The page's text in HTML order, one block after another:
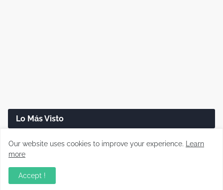
Lo Más Visto
Cómo saber si un cable USB sirve realmente
para carga rápida
Our website uses cookies to improve your experience.
Learn
more
Accept !